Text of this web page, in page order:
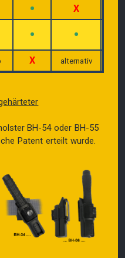
• X
• •
X alternativ
BH-54 oder BH-55
Patent erteilt wurde.